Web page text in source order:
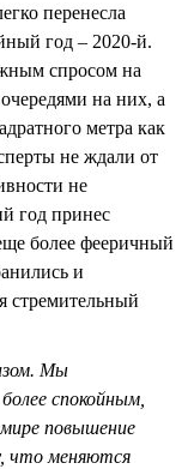
перенесла
год – 2020-й.
спросом на
на них, а
метра как
не ждали от
не
год принес
более фееричный
и
стремительный
Мы
спокойным,
повышение
что меняются